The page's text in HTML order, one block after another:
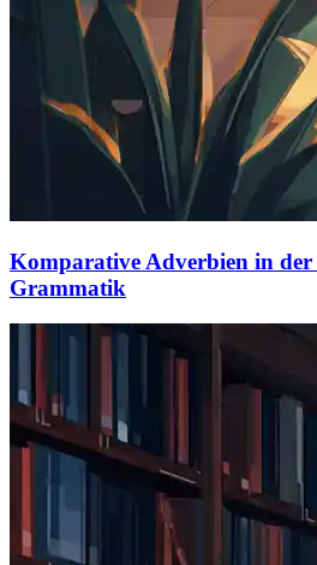
Komparative Adverbien in der
Grammatik